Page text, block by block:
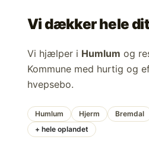
Vi dækker hele
Vi hjælper i Humlum og
Kommune med hurtig og
hvepsebo.
Humlum Hjerm Bremdal
+ hele oplandet